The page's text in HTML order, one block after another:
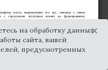
на обработку данных
сайта, вашей
предусмотренных
×